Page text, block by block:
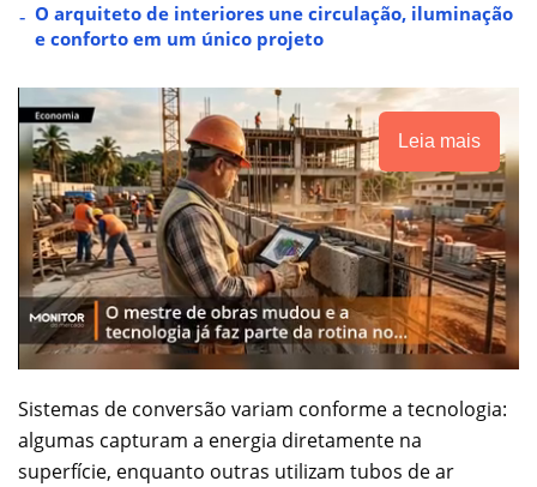
O arquiteto de interiores une circulação, iluminação
e conforto em um único projeto
Leia mais
Sistemas de conversão variam conforme a tecnologia:
algumas capturam a energia diretamente na
superfície, enquanto outras utilizam tubos de ar